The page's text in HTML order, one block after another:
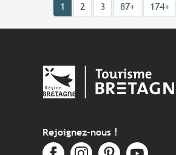
1 2 3 87+ 174+
Rejoignez-nous !